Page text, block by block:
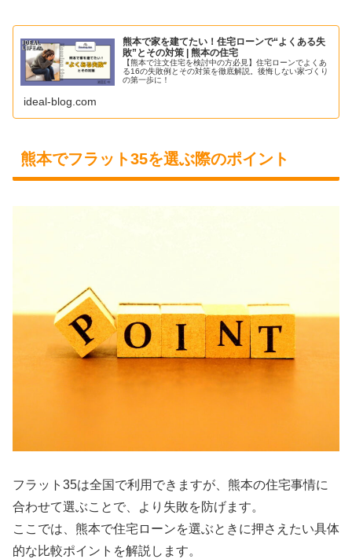
熊本で家を建てたい！住宅ローンで“よくある失
敗”とその対策 | 熊本の住宅
【熊本で注文住宅を検討中の方必見】住宅ローンでよくあ
る16の失敗例とその対策を徹底解説。後悔しない家づくり
の第一歩に！
ideal-blog.com
熊本でフラット35を選ぶ際のポイント
フラット35は全国で利用できますが、熊本の住宅事情に
合わせて選ぶことで、より失敗を防げます。
ここでは、熊本で住宅ローンを選ぶときに押さえたい具体
的な比較ポイントを解説します。